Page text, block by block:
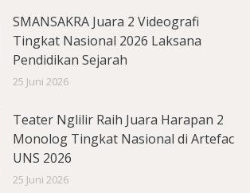
SMANSAKRA Juara 2 Videografi
Tingkat Nasional 2026 Laksana
Pendidikan Sejarah
25 Juni 2026
Teater Nglilir Raih Juara Harapan 2
Monolog Tingkat Nasional di Artefac
UNS 2026
25 Juni 2026